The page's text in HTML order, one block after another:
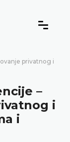
privatnog i
–
i
i